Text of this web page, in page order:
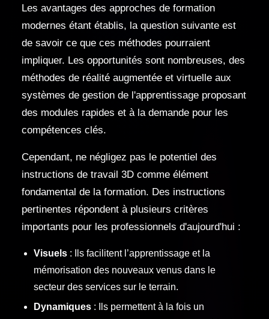
Les avantages des approches de formation
modernes étant établis, la question suivante est
de savoir ce que ces méthodes pourraient
impliquer. Les opportunités sont nombreuses, des
méthodes de réalité augmentée et virtuelle aux
systèmes de gestion de l'apprentissage proposant
des modules rapides et à la demande pour les
compétences clés.
Cependant, ne négligez pas le potentiel des
instructions de travail 3D comme élément
fondamental de la formation. Des instructions
pertinentes répondent à plusieurs critères
importants pour les professionnels d'aujourd'hui :
Visuels : Ils facilitent l’apprentissage et la
mémorisation des nouveaux venus dans le
secteur des services sur le terrain.
Dynamiques : Ils permettent à la fois un